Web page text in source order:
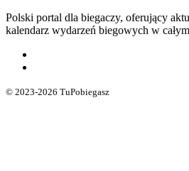
Polski portal dla biegaczy, oferujący
kalendarz wydarzeń biegowych w
© 2023-2026 TuPobiegasz